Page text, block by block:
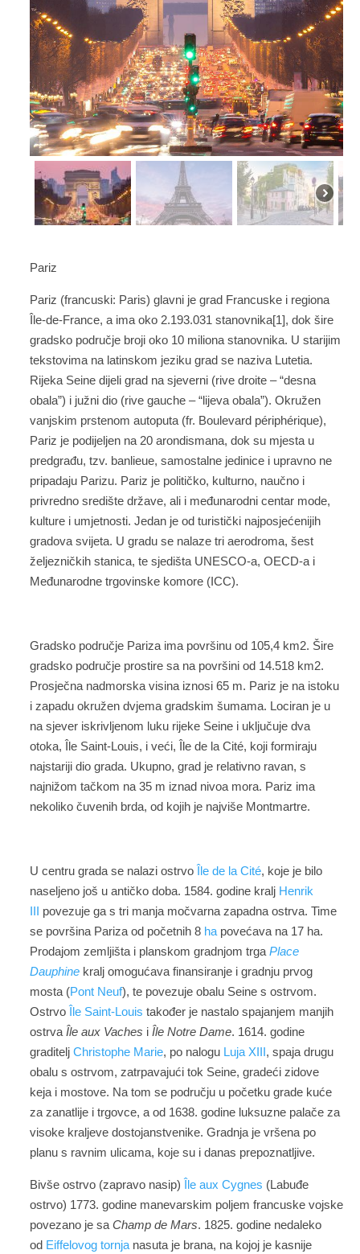
Pariz
Pariz (francuski: Paris) glavni je grad Francuske i regiona
Île-de-France, a ima oko 2.193.031 stanovnika[1], dok šire
gradsko područje broji oko 10 miliona stanovnika. U starijim
tekstovima na latinskom jeziku grad se naziva Lutetia.
Rijeka Seine dijeli grad na sjeverni (rive droite – “desna
obala”) i južni dio (rive gauche – “lijeva obala”). Okružen
vanjskim prstenom autoputa (fr. Boulevard périphérique),
Pariz je podijeljen na 20 arondismana, dok su mjesta u
predgrađu, tzv. banlieue, samostalne jedinice i upravno ne
pripadaju Parizu. Pariz je političko, kulturno, naučno i
privredno središte države, ali i međunarodni centar mode,
kulture i umjetnosti. Jedan je od turistički najposjećenijih
gradova svijeta. U gradu se nalaze tri aerodroma, šest
željezničkih stanica, te sjedišta UNESCO-a, OECD-a i
Međunarodne trgovinske komore (ICC).
Gradsko područje Pariza ima površinu od 105,4 km2. Šire
gradsko područje prostire sa na površini od 14.518 km2.
Prosječna nadmorska visina iznosi 65 m. Pariz je na istoku
i zapadu okružen dvjema gradskim šumama. Lociran je u
na sjever iskrivljenom luku rijeke Seine i uključuje dva
otoka, Île Saint-Louis, i veći, Île de la Cité, koji formiraju
najstariji dio grada. Ukupno, grad je relativno ravan, s
najnižom tačkom na 35 m iznad nivoa mora. Pariz ima
nekoliko čuvenih brda, od kojih je najviše Montmartre.
U centru grada se nalazi ostrvo Île de la Cité, koje je bilo
naseljeno još u antičko doba. 1584. godine kralj Henrik
III povezuje ga s tri manja močvarna zapadna ostrva. Time
se površina Pariza od početnih 8 hapovećava na 17 ha.
Prodajom zemljišta i planskom gradnjom trga Place
Dauphinekralj omogućava finansiranje i gradnju prvog
mosta (Pont Neuf), te povezuje obalu Seine s ostrvom.
Ostrvo Île Saint-Louis također je nastalo spajanjem manjih
ostrva Île aux Vaches i Île Notre Dame. 1614. godine
graditelj Christophe Marie, po nalogu Luja XIII, spaja drugu
obalu s ostrvom, zatrpavajući tok Seine, gradeći zidove
keja i mostove. Na tom se području u početku grade kuće
za zanatlije i trgovce, a od 1638. godine luksuzne palače za
visoke kraljeve dostojanstvenike. Gradnja je vršena po
planu s ravnim ulicama, koje su i danas prepoznatljive.
Bivše ostrvo (zapravo nasip) Île aux Cygnes (Labuđe
ostrvo) 1773. godine manevarskim poljem francuske vojske
povezano je sa Champ de Mars. 1825. godine nedaleko
od Eiffelovog tornjanasuta je brana, na kojoj je kasnije